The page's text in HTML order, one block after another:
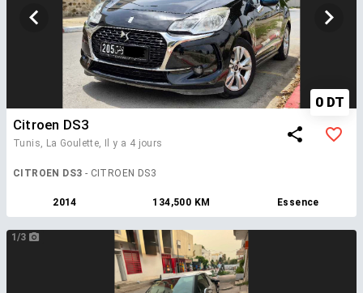
0 DT
Citroen DS3
Tunis, La Goulette, Il y a 4 jours
CITROEN DS3 - CITROEN DS3
2014 134,500 KM Essence
1/3